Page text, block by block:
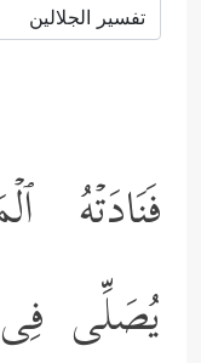
فَنَادَتۡهُ
یُصَلِّی